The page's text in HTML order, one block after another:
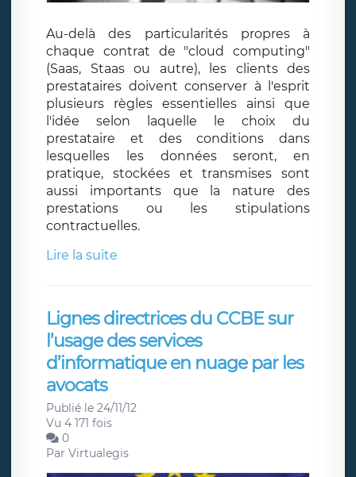
Au-delà des particularités propres à
chaque contrat de "cloud computing"
(Saas, Staas ou autre), les clients des
prestataires doivent conserver à l'esprit
plusieurs règles essentielles ainsi que
l'idée selon laquelle le choix du
prestataire et des conditions dans
lesquelles les données seront, en
pratique, stockées et transmises sont
aussi importants que la nature des
prestations ou les stipulations
contractuelles.
Lire la suite
Lignes directrices du CCBE sur
l’usage des services
d’informatique en nuage par les
avocats
Publié le 24/11/12
Vu 4 171 fois
0
Par Virtualegis